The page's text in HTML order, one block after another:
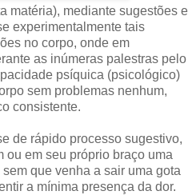
matéria), mediante sugestões e
experimentalmente tais
no corpo, onde em
as inúmeras palestras pelo
psíquica (psicológico)
sem problemas nenhum,
consistente.
de rápido processo sugestivo,
ou em seu próprio braço uma
que venha a sair uma gota
a mínima presença da dor.